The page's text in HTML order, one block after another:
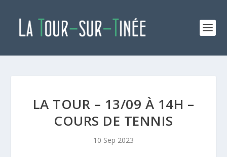
LA TOUR – 13/09 À 14H –
COURS DE TENNIS
10 Sep 2023